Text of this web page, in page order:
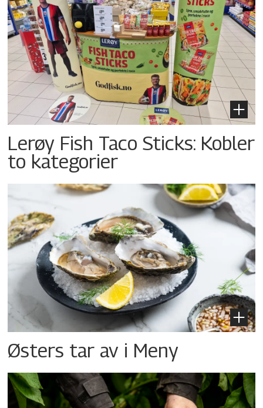
Lerøy Fish Taco Sticks: Kobler
to kategorier
Østers tar av i Meny